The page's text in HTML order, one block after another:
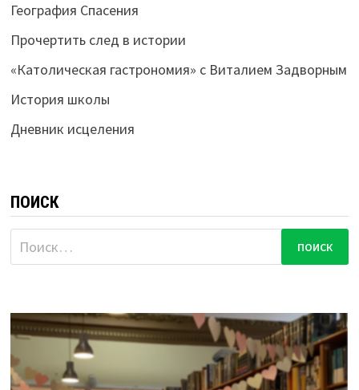
География Спасения
Прочертить след в истории
«Католическая гастрономия» с Виталием Задворным
История школы
Дневник исцеления
ПОИСК
Найти: